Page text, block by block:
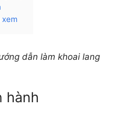
dẫn làm khoai lang
hành